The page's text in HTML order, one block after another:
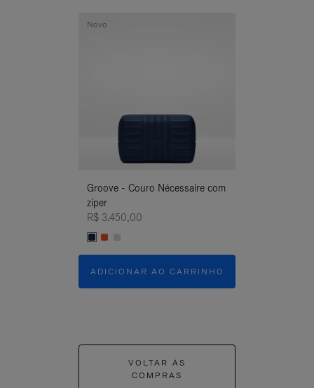
Groove - Couro Nécessaire com
zíper
R$ 3.450,00
ADICIONAR AO CARRINHO
Novo
VOLTAR ÀS
COMPRAS